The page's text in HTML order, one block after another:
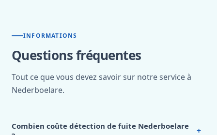
INFORMATIONS
Questions fréquentes
Tout ce que vous devez savoir sur notre service à
Nederboelare.
Combien coûte détection de fuite Nederboelare
+